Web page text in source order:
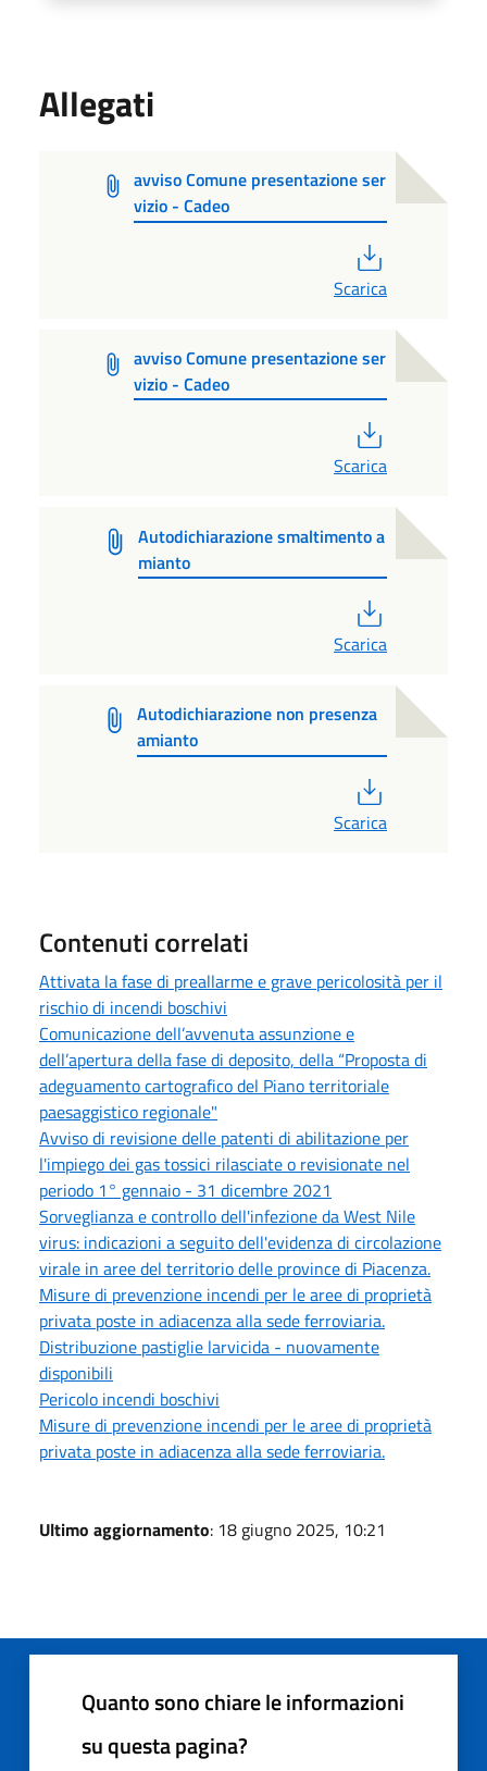
Allegati
avviso Comune presentazione ser
vizio - Cadeo
Scarica
avviso Comune presentazione ser
vizio - Cadeo
Scarica
Autodichiarazione smaltimento a
mianto
Scarica
Autodichiarazione non presenza
amianto
Scarica
Contenuti correlati
Attivata la fase di preallarme e grave pericolosità per il
rischio di incendi boschivi
Comunicazione dell’avvenuta assunzione e
dell’apertura della fase di deposito, della “Proposta di
adeguamento cartografico del Piano territoriale
paesaggistico regionale"
Avviso di revisione delle patenti di abilitazione per
l'impiego dei gas tossici rilasciate o revisionate nel
periodo 1° gennaio - 31 dicembre 2021
Sorveglianza e controllo dell'infezione da West Nile
virus: indicazioni a seguito dell'evidenza di circolazione
virale in aree del territorio delle province di Piacenza.
Misure di prevenzione incendi per le aree di proprietà
privata poste in adiacenza alla sede ferroviaria.
Distribuzione pastiglie larvicida - nuovamente
disponibili
Pericolo incendi boschivi
Misure di prevenzione incendi per le aree di proprietà
privata poste in adiacenza alla sede ferroviaria.
Ultimo aggiornamento: 18 giugno 2025, 10:21
Quanto sono chiare le informazioni
su questa pagina?